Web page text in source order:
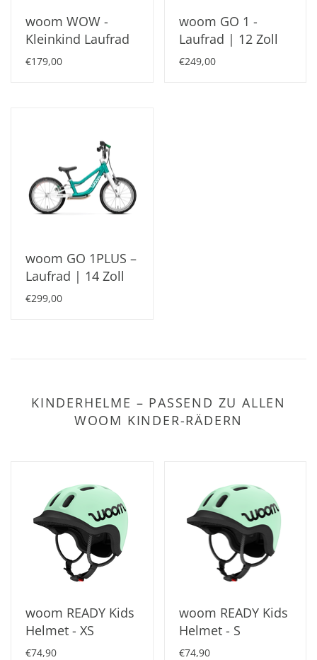
woom WOW -
Kleinkind Laufrad
€179,00
woom GO 1 -
Laufrad | 12 Zoll
€249,00
woom GO 1PLUS –
Laufrad | 14 Zoll
€299,00
KINDERHELME – PASSEND ZU ALLEN
WOOM KINDER-RÄDERN
woom READY Kids
Helmet - XS
€74,90
woom READY Kids
Helmet - S
€74,90